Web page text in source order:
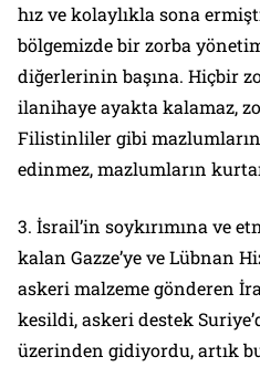
hız ve kolaylıkla sona
bölgemizde bir zorba
diğerlerinin başına. Hiçbir
ilanihaye ayakta kalamaz,
Filistinliler gibi mazlumların
edinmez, mazlumların
3. İsrail’in soykırımına ve
kalan Gazze’ye ve Lübnan
askeri malzeme gönderen
kesildi, askeri destek
üzerinden gidiyordu, artık